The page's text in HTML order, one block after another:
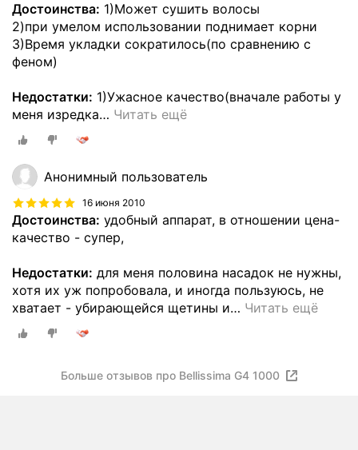
Достоинства: 1)Может сушить волосы
2)при умелом использовании поднимает корни
3)Время укладки сократилось(по сравнению с
феном)
Недостатки: 1)Ужасное качество(вначале работы у
меня изредка… Читать ещё
Анонимный пользователь
16 июня 2010
Достоинства: удобный аппарат, в отношении цена-
качество - супер,
Недостатки: для меня половина насадок не нужны,
хотя их уж попробовала, и иногда пользуюсь, не
хватает - убирающейся щетины и… Читать ещё
Больше отзывов про Bellissima G4 1000